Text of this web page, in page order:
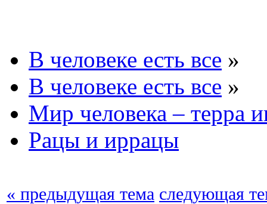
В человеке есть все »
В человеке есть все »
Мир человека – терра
Рацы и иррацы
« предыдущая тема следующая